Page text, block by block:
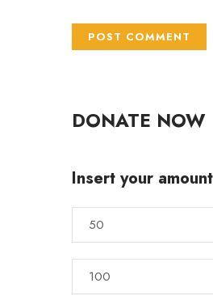
DONATE NOW
Insert your amount